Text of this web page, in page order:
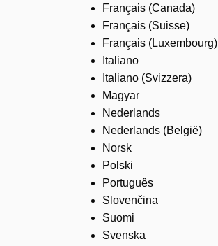
Français (Canada)
Français (Suisse)
Français (Luxembourg)
Italiano
Italiano (Svizzera)
Magyar
Nederlands
Nederlands (België)
Norsk
Polski
Português
Slovenčina
Suomi
Svenska